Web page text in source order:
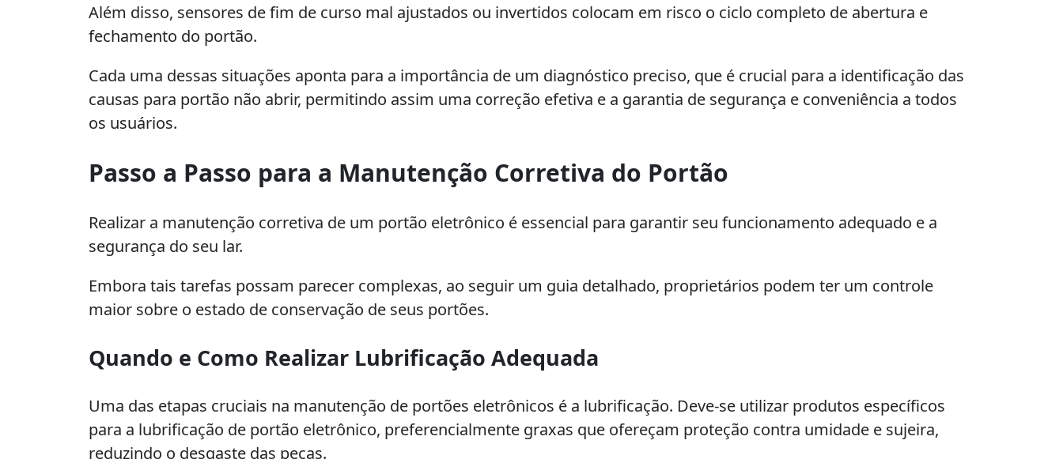
Além disso, sensores de fim de curso mal ajustados ou invertidos colocam em risco o ciclo completo de abertura e
fechamento do portão.
Cada uma dessas situações aponta para a importância de um diagnóstico preciso, que é crucial para a identificação das
causas para portão não abrir, permitindo assim uma correção efetiva e a garantia de segurança e conveniência a todos
os usuários.
Passo a Passo para a Manutenção Corretiva do Portão
Realizar a manutenção corretiva de um portão eletrônico é essencial para garantir seu funcionamento adequado e a
segurança do seu lar.
Embora tais tarefas possam parecer complexas, ao seguir um guia detalhado, proprietários podem ter um controle
maior sobre o estado de conservação de seus portões.
Quando e Como Realizar Lubrificação Adequada
Uma das etapas cruciais na manutenção de portões eletrônicos é a lubrificação. Deve-se utilizar produtos específicos
para a lubrificação de portão eletrônico, preferencialmente graxas que ofereçam proteção contra umidade e sujeira,
reduzindo o desgaste das peças.